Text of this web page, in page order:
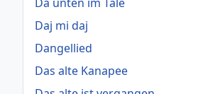
Da unten im Tale
Daj mi daj
Dangellied
Das alte Kanapee